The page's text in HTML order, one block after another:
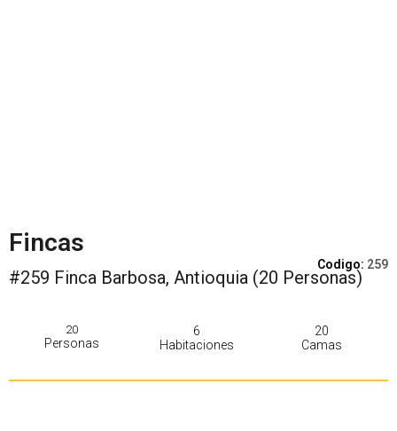
Fincas
Codigo: 259
#259 Finca Barbosa, Antioquia (20 Personas)
20
Personas
6
Habitaciones
20
Camas